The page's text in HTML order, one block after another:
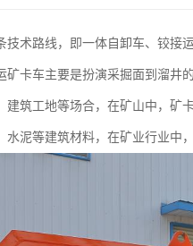
技术路线，即一体自卸车、铰接
矿卡车主要是扮演采掘面到溜井的
建筑工地等场合，在矿山中，矿
水泥等建筑材料，在矿业行业中